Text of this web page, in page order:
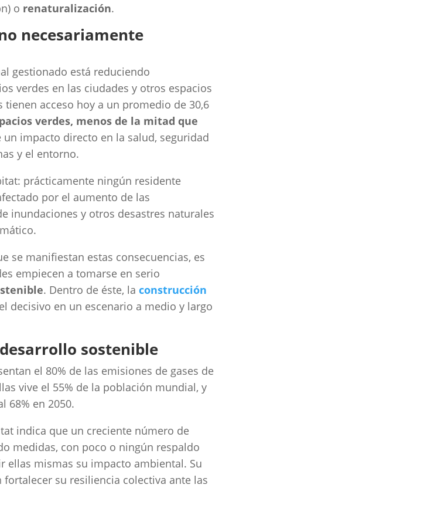
o renaturalización.
necesariamente
gestionado está reduciendo
verdes en las ciudades y otros espacios
tienen acceso hoy a un promedio de 30,6
verdes, menos de la mitad que
un impacto directo en la salud, seguridad
y el entorno.
prácticamente ningún residente
por el aumento de las
inundaciones y otros desastres naturales
se manifiestan estas consecuencias, es
empiecen a tomarse en serio
. Dentro de éste, la construcción
decisivo en un escenario a medio y largo
sostenible
el 80% de las emisiones de gases de
vive el 55% de la población mundial, y
68% en 2050.
indica que un creciente número de
medidas, con poco o ningún respaldo
ellas mismas su impacto ambiental. Su
su resiliencia colectiva ante las